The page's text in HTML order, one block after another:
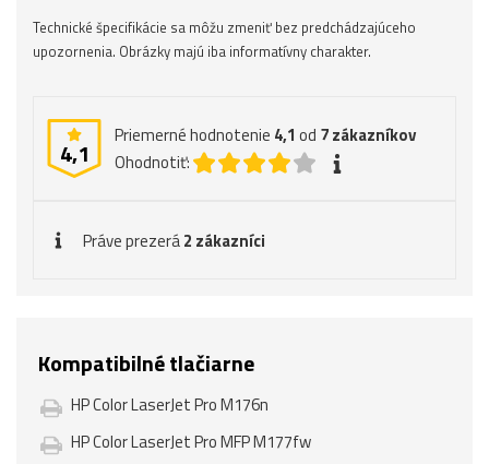
Technické špecifikácie sa môžu zmeniť bez predchádzajúceho
upozornenia. Obrázky majú iba informatívny charakter.
4,1
Priemerné hodnotenie 4,1 od 7zákazníkov
Ohodnotiť:
Práve prezerá2 zákazníci
Kompatibilné tlačiarne
HP Color LaserJet Pro M176n
HP Color LaserJet Pro MFP M177fw